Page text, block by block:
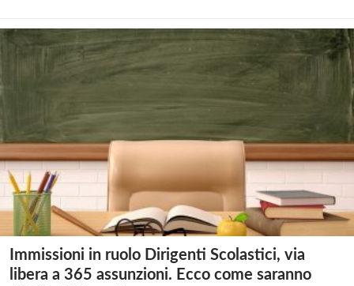
Immissioni in ruolo Dirigenti Scolastici, via
libera a 365 assunzioni. Ecco come saranno